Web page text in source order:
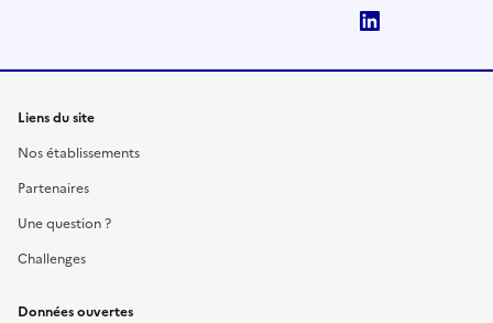
Liens du site
Nos établissements
Partenaires
Une question ?
Challenges
Données ouvertes